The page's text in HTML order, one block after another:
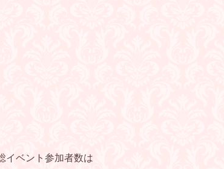
イベント参加者数は